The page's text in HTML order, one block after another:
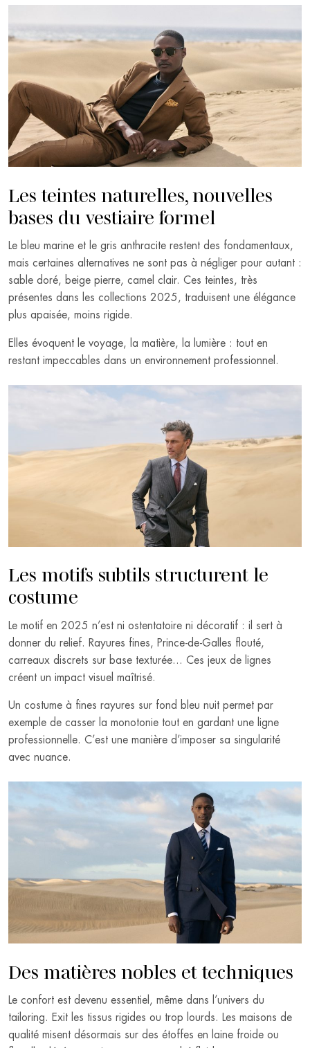
Les teintes naturelles, nouvelles
bases du vestiaire formel
Le bleu marine et le gris anthracite restent des fondamentaux,
mais certaines alternatives ne sont pas à négliger pour autant :
sable doré, beige pierre, camel clair. Ces teintes, très
présentes dans les collections 2025, traduisent une élégance
plus apaisée, moins rigide.
Elles évoquent le voyage, la matière, la lumière : tout en
restant impeccables dans un environnement professionnel.
Les motifs subtils structurent le
costume
Le motif en 2025 n’est ni ostentatoire ni décoratif : il sert à
donner du relief. Rayures fines, Prince-de-Galles flouté,
carreaux discrets sur base texturée… Ces jeux de lignes
créent un impact visuel maîtrisé.
Un costume à fines rayures sur fond bleu nuit permet par
exemple de casser la monotonie tout en gardant une ligne
professionnelle. C’est une manière d’imposer sa singularité
avec nuance.
Des matières nobles et techniques
Le confort est devenu essentiel, même dans l’univers du
tailoring. Exit les tissus rigides ou trop lourds. Les maisons de
qualité misent désormais sur des étoffes en laine froide ou